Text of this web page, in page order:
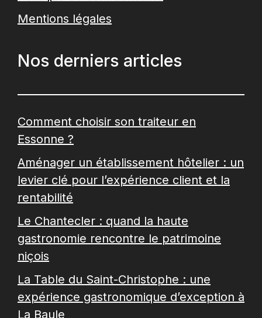
Mentions légales
Nos derniers articles
Comment choisir son traiteur en
Essonne ?
Aménager un établissement hôtelier : un
levier clé pour l’expérience client et la
rentabilité
Le Chantecler : quand la haute
gastronomie rencontre le patrimoine
niçois
La Table du Saint-Christophe : une
expérience gastronomique d’exception à
La Baule